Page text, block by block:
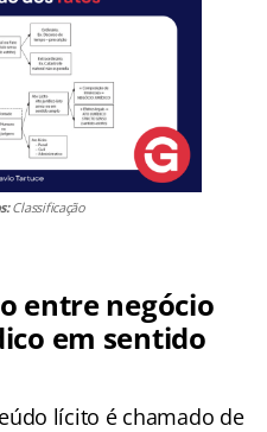
Classificação
entre negócio
em sentido
lícito é chamado de